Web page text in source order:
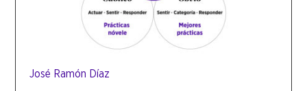
José Ramón Díaz